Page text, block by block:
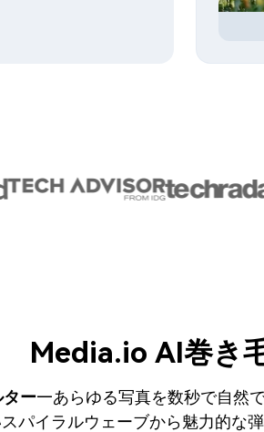
Media.io AI巻き
ー—あらゆる写真を数秒で自然
パイラルウェーブから魅力的な